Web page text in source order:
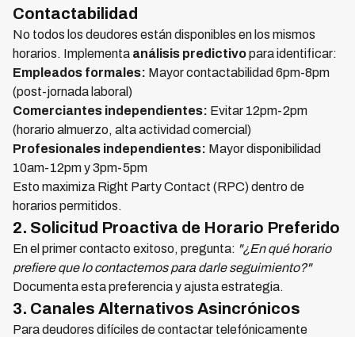
Contactabilidad
No todos los deudores están disponibles en los mismos
horarios. Implementa análisis predictivopara identificar:
Empleados formales: Mayor contactabilidad 6pm-8pm
(post-jornada laboral)
Comerciantes independientes: Evitar 12pm-2pm
(horario almuerzo, alta actividad comercial)
Profesionales independientes: Mayor disponibilidad
10am-12pm y 3pm-5pm
Esto maximiza Right Party Contact (RPC) dentro de
horarios permitidos.
2. Solicitud Proactiva de Horario Preferido
En el primer contacto exitoso, pregunta: "¿En qué horario
prefiere que lo contactemos para darle seguimiento?"
Documenta esta preferencia y ajusta estrategia.
3. Canales Alternativos Asincrónicos
Para deudores difíciles de contactar telefónicamente